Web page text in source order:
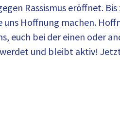
Rassismus eröffnet.
Hoffnung machen.
euch bei der einen oder
und bleibt aktiv!